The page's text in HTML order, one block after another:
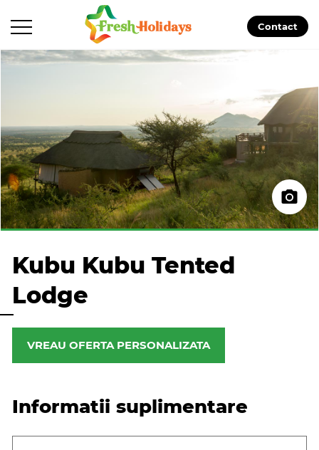
Contact
Kubu Kubu Tented
Lodge
VREAU OFERTA PERSONALIZATA
Informatii suplimentare